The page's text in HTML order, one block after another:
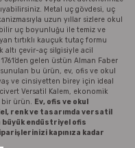
Metal uç gövdesi, uç
uzun yıllar sizlere okul
uç boyunluğu ile temiz ve
tırtıklı kauçuk tutaç formu
altı çevir-aç silgisiyle acil
gelen üstün Alman Faber
bu ürün, ev, ofis ve okul
ve cinsiyetten birey için ideal
Versatil Kalem, ekonomik
bir ürün. Ev, ofis ve okul
renk ve tasarımda versatil
büyük endüstriyel ofis
kapınıza kadar